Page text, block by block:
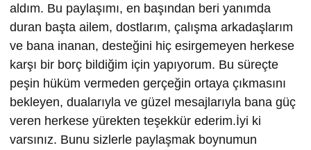
aldım. Bu paylaşımı, en başından beri yanımda
duran başta ailem, dostlarım, çalışma arkadaşlarım
ve bana inanan, desteğini hiç esirgemeyen herkese
karşı bir borç bildiğim için yapıyorum. Bu süreçte
peşin hüküm vermeden gerçeğin ortaya çıkmasını
bekleyen, dualarıyla ve güzel mesajlarıyla bana güç
veren herkese yürekten teşekkür ederim.İyi ki
varsınız. Bunu sizlerle paylaşmak boynumun